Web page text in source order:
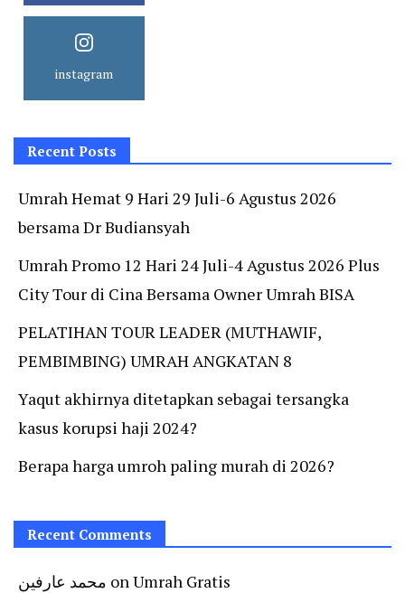
instagram
Recent Posts
Umrah Hemat 9 Hari 29 Juli-6 Agustus 2026
bersama Dr Budiansyah
Umrah Promo 12 Hari 24 Juli-4 Agustus 2026 Plus
City Tour di Cina Bersama Owner Umrah BISA
PELATIHAN TOUR LEADER (MUTHAWIF,
PEMBIMBING) UMRAH ANGKATAN 8
Yaqut akhirnya ditetapkan sebagai tersangka
kasus korupsi haji 2024?
Berapa harga umroh paling murah di 2026?
Recent Comments
محمد عارفين onUmrah Gratis